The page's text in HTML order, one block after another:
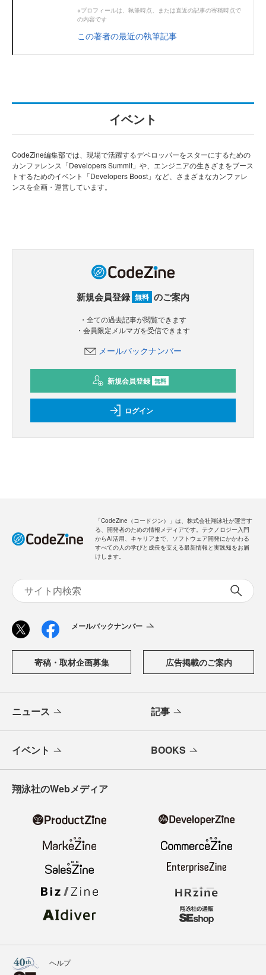
※プロフィールは、執筆時点、または直近の記事の寄稿時点で
の内容です
この著者の最近の執筆記事
イベント
CodeZine編集部では、現場で活躍するデベロッパーをスターにするための
カンファレンス「Developers Summit」や、エンジニアの生きざまをブース
トするためのイベント「Developers Boost」など、さまざまなカンファレ
ンスを企画・運営しています。
新規会員登録 無料 のご案内
・全ての過去記事が閲覧できます
・会員限定メルマガを受信できます
メールバックナンバー
新規会員登録 無料
ログイン
「CodeZine（コードジン）」は、株式会社翔泳社が運営す
る、開発者のための情報メディアです。テクノロジー入門
からAI活用、キャリアまで、ソフトウェア開発にかかわる
すべての人の学びと成長を支える最新情報と実践知をお届
けします。
メールバックナンバー
寄稿・取材企画募集 広告掲載のご案内
ニュース 記事
イベント BOOKS
翔泳社のWebメディア
ヘルプ